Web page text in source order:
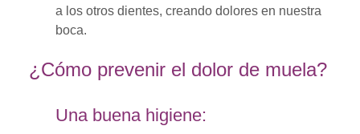
a los otros dientes, creando dolores en nuestra
boca.
¿Cómo prevenir el dolor de muela?
Una buena higiene: